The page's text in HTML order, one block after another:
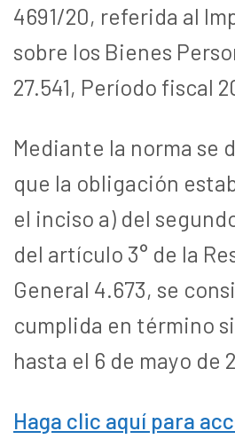
4691/20, referida al
sobre los Bienes
27.541, Período fiscal
Mediante la norma se
que la obligación
el inciso a) del
del artículo 3° de la
General 4.673, se
cumplida en término
hasta el 6 de mayo de
Haga clic aquí para